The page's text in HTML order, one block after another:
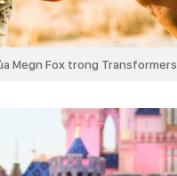
Megn Fox trong Transformers.